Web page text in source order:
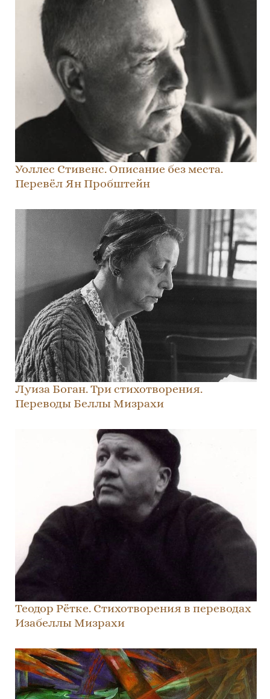
Уоллес Стивенс. Описание без места.
Перевёл Ян Пробштейн
Луиза Боган. Три стихотворения.
Переводы Беллы Мизрахи
Теодор Рётке. Стихотворения в переводах
Изабеллы Мизрахи